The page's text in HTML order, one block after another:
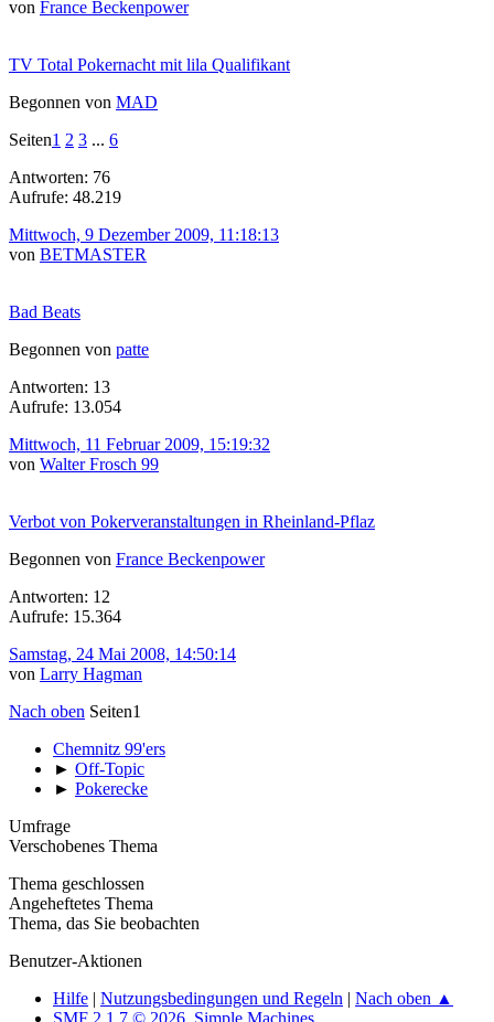
von France Beckenpower
TV Total Pokernacht mit lila Qualifikant
Begonnen von MAD
Seiten1 2 3 ... 6
Antworten: 76
Aufrufe: 48.219
Mittwoch, 9 Dezember 2009, 11:18:13
von BETMASTER
Bad Beats
Begonnen von patte
Antworten: 13
Aufrufe: 13.054
Mittwoch, 11 Februar 2009, 15:19:32
von Walter Frosch 99
Verbot von Pokerveranstaltungen in Rheinland-Pflaz
Begonnen von France Beckenpower
Antworten: 12
Aufrufe: 15.364
Samstag, 24 Mai 2008, 14:50:14
von Larry Hagman
Nach oben Seiten1
Chemnitz 99'ers
► Off-Topic
► Pokerecke
Umfrage
Verschobenes Thema
Thema geschlossen
Angeheftetes Thema
Thema, das Sie beobachten
Benutzer-Aktionen
Hilfe | Nutzungsbedingungen und Regeln | Nach oben ▲
SMF 2.1.7 © 2026 Simple Machines